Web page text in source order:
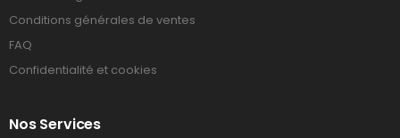
Conditions générales de ventes
FAQ
Confidentialité et cookies
Nos Services